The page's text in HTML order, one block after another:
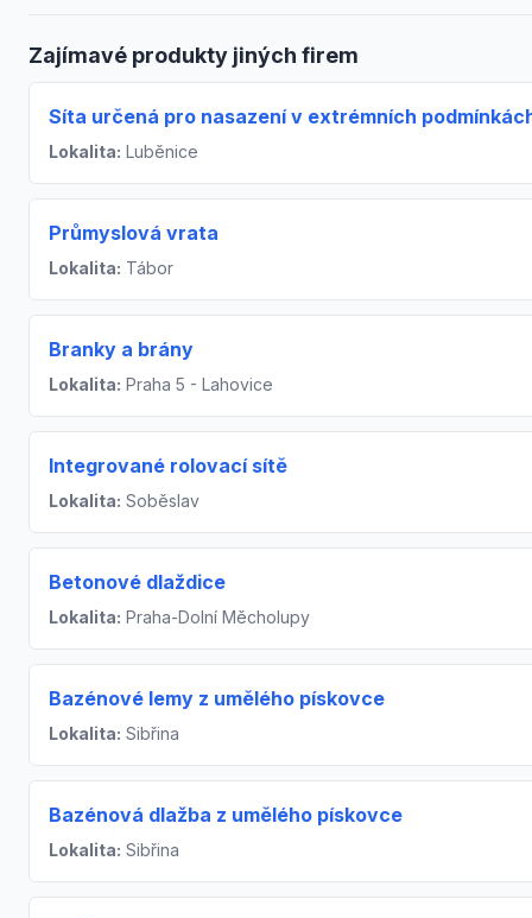
Zajímavé produkty jiných firem
Síta určená pro nasazení v extrémních
Lokalita: Luběnice
Průmyslová vrata
Lokalita: Tábor
Branky a brány
Lokalita: Praha 5 - Lahovice
Integrované rolovací sítě
Lokalita: Soběslav
Betonové dlaždice
Lokalita: Praha-Dolní Měcholupy
Bazénové lemy z umělého pískovce
Lokalita: Sibřina
Bazénová dlažba z umělého pískovce
Lokalita: Sibřina